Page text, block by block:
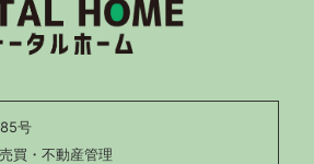
号
買・不動産管理